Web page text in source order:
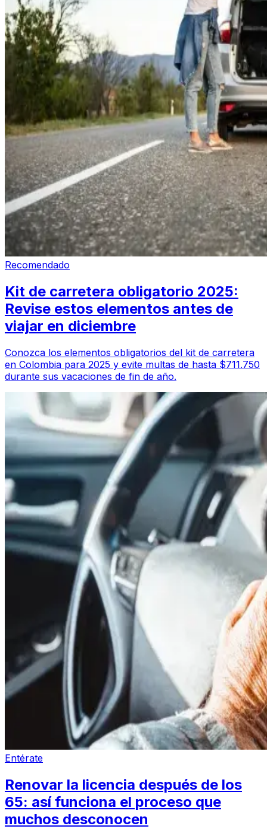
Recomendado
Kit de carretera obligatorio 2025:
Revise estos elementos antes de
viajar en diciembre
Conozca los elementos obligatorios del kit de carretera
en Colombia para 2025 y evite multas de hasta $711.750
durante sus vacaciones de fin de año.
Entérate
Renovar la licencia después de los
65: así funciona el proceso que
muchos desconocen